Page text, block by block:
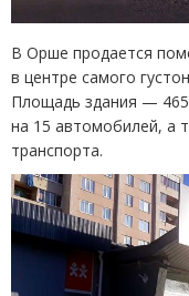
В Орше продается
в центре самого
Площадь здания —
на 15 автомобилей, а
транспорта.